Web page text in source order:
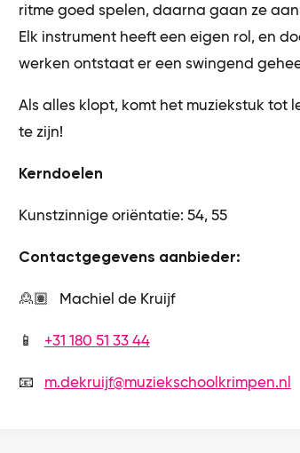
ritme goed spelen, daarna gaan ze
Elk instrument heeft een eigen rol, en
werken ontstaat er een swingend
Als alles klopt, komt het muziekstuk tot
te zijn!
Kerndoelen
Kunstzinnige oriëntatie: 54, 55
Contactgegevens aanbieder:
🙎🏽 Machiel de Kruijf
📱 +31 180 51 33 44
📧 m.dekruijf@muziekschoolkrimpen.nl